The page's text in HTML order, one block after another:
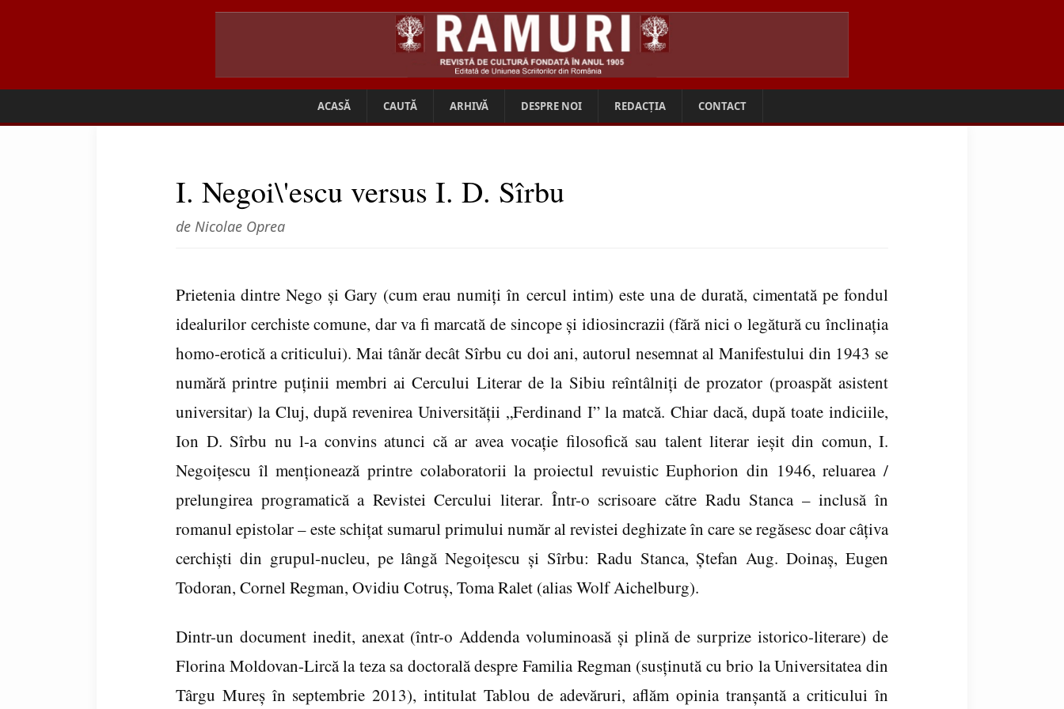
ACASĂ CAUTĂ ARHIVĂ DESPRE NOI REDACȚIA CONTACT
I. Negoi\'escu versus I. D. Sîrbu
de Nicolae Oprea
Prietenia dintre Nego şi Gary (cum erau numiţi în cercul intim) este una de durată, cimentată pe fondul
idealurilor cerchiste comune, dar va fi marcată de sincope şi idiosincrazii (fără nici o legătură cu înclinaţia
homo-erotică a criticului). Mai tânăr decât Sîrbu cu doi ani, autorul nesemnat al Manifestului din 1943 se
numără printre puţinii membri ai Cercului Literar de la Sibiu reîntâlniţi de prozator (proaspăt asistent
universitar) la Cluj, după revenirea Universităţii „Ferdinand I” la matcă. Chiar dacă, după toate indiciile,
Ion D. Sîrbu nu l-a convins atunci că ar avea vocaţie filosofică sau talent literar ieşit din comun, I.
Negoiţescu îl menţionează printre colaboratorii la proiectul revuistic Euphorion din 1946, reluarea /
prelungirea programatică a Revistei Cercului literar. Într-o scrisoare către Radu Stanca – inclusă în
romanul epistolar – este schiţat sumarul primului număr al revistei deghizate în care se regăsesc doar câţiva
cerchişti din grupul-nucleu, pe lângă Negoiţescu şi Sîrbu: Radu Stanca, Ştefan Aug. Doinaş, Eugen
Todoran, Cornel Regman, Ovidiu Cotruş, Toma Ralet (alias Wolf Aichelburg).
Dintr-un document inedit, anexat (într-o Addenda voluminoasă şi plină de surprize istorico-literare) de
Florina Moldovan-Lircă la teza sa doctorală despre Familia Regman (susţinută cu brio la Universitatea din
Târgu Mureş în septembrie 2013), intitulat Tablou de adevăruri, aflăm opinia tranşantă a criticului în